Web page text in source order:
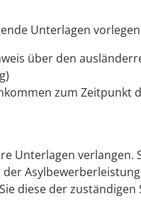
Unterlagen
über den
zum Zeitpunkt
Unterlagen verlangen.
diese der zuständigen